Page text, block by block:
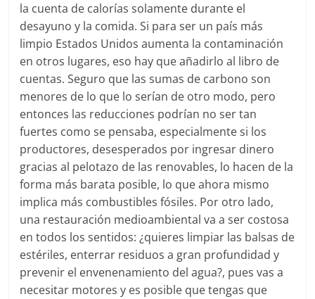
la cuenta de calorías solamente durante el
desayuno y la comida. Si para ser un país más
limpio Estados Unidos aumenta la contaminación
en otros lugares, eso hay que añadirlo al libro de
cuentas. Seguro que las sumas de carbono son
menores de lo que lo serían de otro modo, pero
entonces las reducciones podrían no ser tan
fuertes como se pensaba, especialmente si los
productores, desesperados por ingresar dinero
gracias al pelotazo de las renovables, lo hacen de la
forma más barata posible, lo que ahora mismo
implica más combustibles fósiles. Por otro lado,
una restauración medioambiental va a ser costosa
en todos los sentidos: ¿quieres limpiar las balsas de
estériles, enterrar residuos a gran profundidad y
prevenir el envenenamiento del agua?, pues vas a
necesitar motores y es posible que tengas que